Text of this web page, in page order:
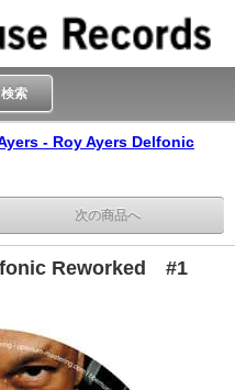
検索
- Roy Ayers Delfonic
次の商品へ
Reworked #1